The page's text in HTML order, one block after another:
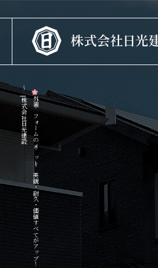
外
装
リ
フ
ォ
ー
ム
の
メ
リ
ッ
ト
～
美
観
・
耐
久
・
価
値
す
べ
て
が
ア
ッ
プ
！
～|
株
式
会
社
日
光
建
設